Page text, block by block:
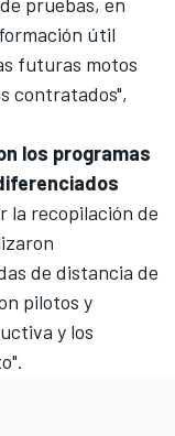
útil
futuras motos
contratados",
los programas
la recopilación de
de distancia de
pilotos y
y los